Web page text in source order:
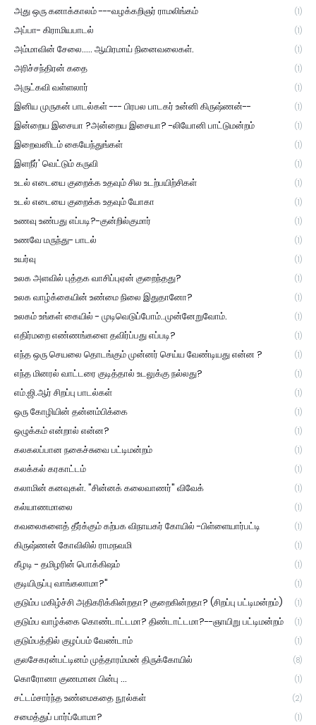
அது ஒரு கனாக்காலம் ---வழக்கறிஞர் ராமலிங்கம் (1)
அப்பா- கிராமியபாடல் (1)
அம்மாவின் சேலை..... ஆயிரமாய் நினைவலைகள். (1)
அரிச்சந்திரன் கதை (1)
அருட்கவி வள்ளலார் (1)
இனிய முருகன் பாடல்கள் --- பிரபல பாடகர் உன்னி கிருஷ்ணன்-- (1)
இன்றைய இசையா ?அன்றைய இசையா? -லியோனி பாட்டுமன்றம் (1)
இறைவனிடம் கையேந்துங்கள் (1)
இளநீர்' வெட்டும் கருவி (1)
உடல் எடையை குறைக்க உதவும் சில உடற்பயிற்சிகள் (1)
உடல் எடையை குறைக்க உதவும் யோகா (1)
உணவு உண்பது எப்படி?-குன்றில்குமார் (1)
உணவே மருந்து- பாடல் (1)
உயர்வு (1)
உலக அளவில் புத்தக வாசிப்புஏன் குறைந்தது? (1)
உலக வாழ்க்கையின் உண்மை நிலை இதுதானோ? (1)
உலகம் உங்கள் கையில் - முடிவெடுப்போம்..முன்னேறுவோம். (1)
எதிர்மறை எண்ணங்களை தவிர்ப்பது எப்படி? (1)
எந்த ஒரு செயலை தொடங்கும் முன்னர் செய்ய வேண்டியது என்ன ? (1)
எந்த மினரல் வாட்டரை குடித்தால் உடலுக்கு நல்லது? (1)
எம்.ஜி.ஆர் சிறப்பு பாடல்கள் (1)
ஒரு கோழியின் தன்னம்பிக்கை (1)
ஒழுக்கம் என்றால் என்ன? (1)
கலகலப்பான நகைச்சுவை பட்டிமன்றம் (1)
கலக்கல் கரகாட்டம் (1)
கலாமின் கனவுகள். "சின்னக் கலைவாணர்" விவேக் (1)
கல்யாணமாலை (1)
கவலைகளைத் தீர்க்கும் கற்பக விநாயகர் கோயில் -பிள்ளையார்பட்டி (1)
கிருஷ்ணன் கோவிலில் ராமநவமி (1)
கீழடி - தமிழரின் பொக்கிஷம் (1)
குடியிருப்பு வாங்கலாமா?" (1)
குடும்ப மகிழ்ச்சி அதிகரிக்கின்றதா? குறைகின்றதா? (சிறப்பு பட்டிமன்றம்) (1)
குடும்ப வாழ்க்கை கொண்டாட்டமா? திண்டாட்டமா?--ஞாயிறு பட்டிமன்றம் (1)
குடும்பத்தில் குழப்பம் வேண்டாம் (1)
குலசேகரன்பட்டினம் முத்தாரம்மன் திருக்கோயில் (8)
கொரோனா குணமான பின்பு ... (1)
சட்டம்சார்ந்த உண்மைகதை நூல்கள் (2)
சமைத்துப் பார்ப்போமா? (1)